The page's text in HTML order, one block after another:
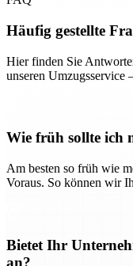
Häufig gestellte
Hier finden Sie
unseren Umzugsservice
Wie früh sollte ich
Am besten so früh wie
Voraus. So können wir
Bietet Ihr
an?